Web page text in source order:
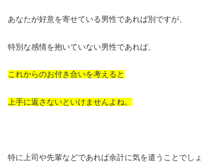
あなたが好意を寄せている男性であれば別ですが、
特別な感情を抱いていない男性であれば、
これからのお付き合いを考えると
上手に返さないといけませんよね。
特に上司や先輩などであれば余計に気を遣うことでしょ